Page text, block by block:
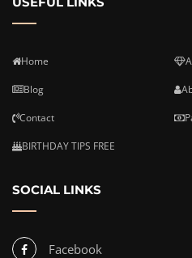
Home
Blog
Contact
BIRTHDAY TIPS FREE
SOCIAL LINKS
Facebook